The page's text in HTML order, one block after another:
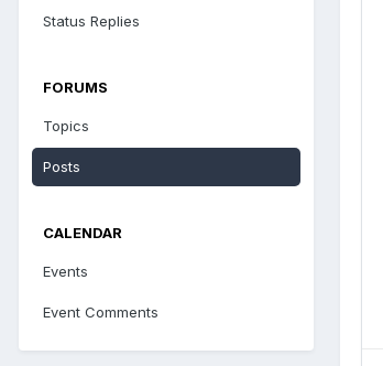
Status Replies
FORUMS
Topics
Posts
CALENDAR
Events
Event Comments